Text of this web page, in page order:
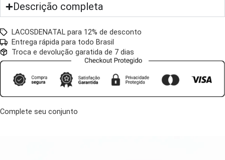
Descrição completa
LACOSDENATAL para 12% de desconto
Entrega rápida para todo Brasil
Troca e devolução garatida de 7 dias
Complete seu conjunto